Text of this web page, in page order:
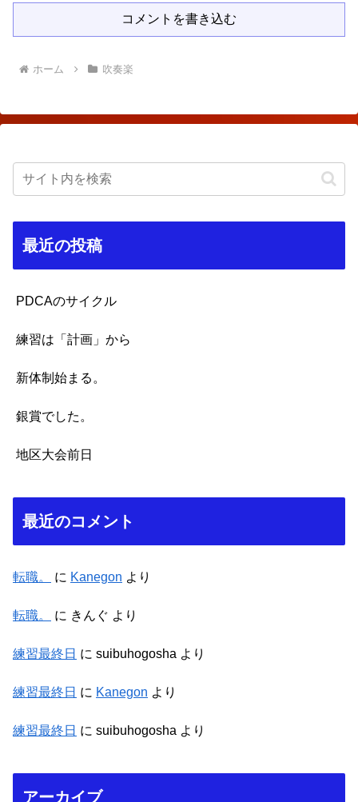
コメントを書き込む
ホーム 吹奏楽
最近の投稿
PDCAのサイクル
練習は「計画」から
新体制始まる。
銀賞でした。
地区大会前日
最近のコメント
転職。 に Kanegon より
転職。 に きんぐ より
練習最終日 に suibuhogosha より
練習最終日 に Kanegon より
練習最終日 に suibuhogosha より
アーカイブ